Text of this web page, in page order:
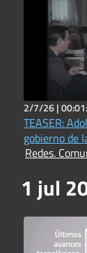
2/7/26 |
TEASER:
gobierno de
Redes.
1 jul